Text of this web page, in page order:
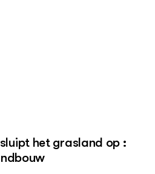
het grasland op :